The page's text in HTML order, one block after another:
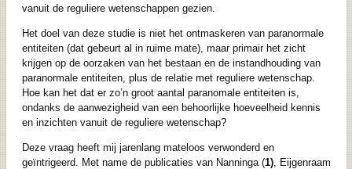
vanuit de reguliere wetenschappen gezien.
Het doel van deze studie is niet het ontmaskeren van paranormale
entiteiten (dat gebeurt al in ruime mate), maar primair het zicht
krijgen op de oorzaken van het bestaan en de instandhouding van
paranormale entiteiten, plus de relatie met reguliere wetenschap.
Hoe kan het dat er zo’n groot aantal paranomale entiteiten is,
ondanks de aanwezigheid van een behoorlijke hoeveelheid kennis
en inzichten vanuit de reguliere wetenschap?
Deze vraag heeft mij jarenlang mateloos verwonderd en
geïntrigeerd. Met name de publicaties van Nanninga (1), Eijgenraam